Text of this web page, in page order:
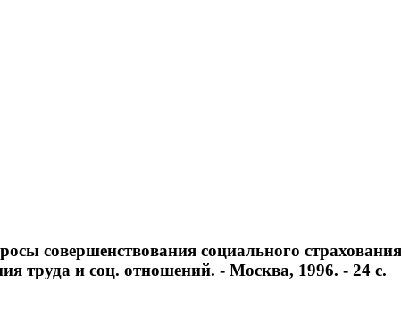
совершенствования социального
труда и соц. отношений. - Москва, 1996. - 24 с.